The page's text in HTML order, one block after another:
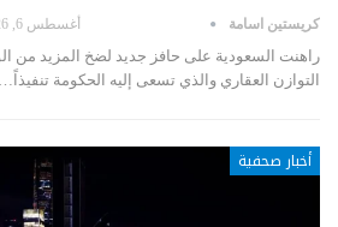
كريستين اسامة أغسطس 6, 2026
راهنت السعودية على حافز جديد لضخ المزيد من
التوازن العقاري والذي تسعى إليه الحكومة تنفيذاً…
أخبار صحفية